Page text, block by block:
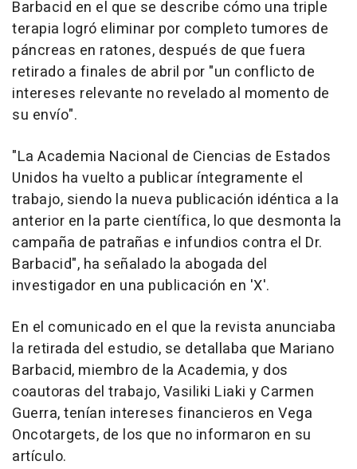
Barbacid en el que se describe cómo una triple
terapia logró eliminar por completo tumores de
páncreas en ratones, después de que fuera
retirado a finales de abril por "un conflicto de
intereses relevante no revelado al momento de
su envío".
"La Academia Nacional de Ciencias de Estados
Unidos ha vuelto a publicar íntegramente el
trabajo, siendo la nueva publicación idéntica a la
anterior en la parte científica, lo que desmonta la
campaña de patrañas e infundios contra el Dr.
Barbacid", ha señalado la abogada del
investigador en una publicación en 'X'.
En el comunicado en el que la revista anunciaba
la retirada del estudio, se detallaba que Mariano
Barbacid, miembro de la Academia, y dos
coautoras del trabajo, Vasiliki Liaki y Carmen
Guerra, tenían intereses financieros en Vega
Oncotargets, de los que no informaron en su
artículo.